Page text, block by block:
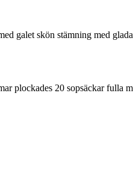
galet skön stämning med
plockades 20 sopsäckar fulla